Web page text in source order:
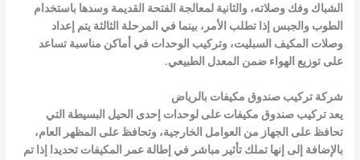
الشباك وفك وصلاته، والثانية لمعالجة الفتحة القديمة وسدها باستخدام
الطوب والجبس إذا تطلب الأمر، بينما في المرحلة الثالثة يتم إعداد
وصلات المكيف السبليت، وتركيب الوحدات في أماكن مناسبة تساعد
على توزيع الهواء ضمن المعدل الطبيعي.
شركة تركيب صندوق مكيفات بالرياض
يعد تركيب صندوق مكيفات على لوحدات إحدى الحيل البسيطة التي
تحافظ على الجهاز من العوامل الخارجية، وتحافظ على المظهر العام،
بالإضافة إلى إنها تملك تأثير مباشر في إطالة عمر المكيفات تحديدا إذا تم